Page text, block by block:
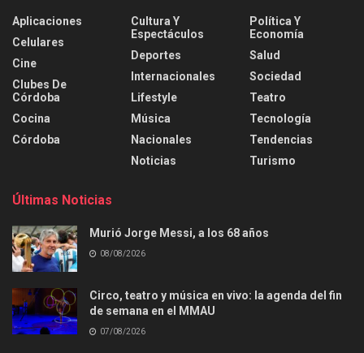
Aplicaciones
Celulares
Cine
Clubes De
Córdoba
Cocina
Córdoba
Cultura Y
Espectáculos
Deportes
Internacionales
Lifestyle
Música
Nacionales
Noticias
Política Y
Economía
Salud
Sociedad
Teatro
Tecnología
Tendencias
Turismo
Últimas Noticias
Murió Jorge Messi, a los 68 años
08/08/2026
Circo, teatro y música en vivo: la agenda del fin
de semana en el MMAU
07/08/2026